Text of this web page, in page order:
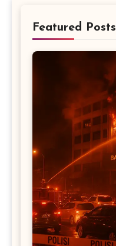
Featured Posts